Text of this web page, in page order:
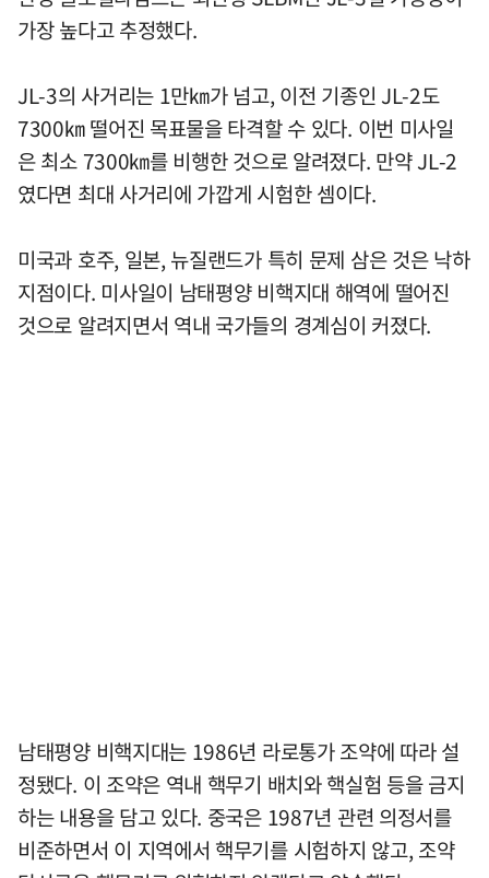
가장 높다고 추정했다.
JL-3의 사거리는 1만㎞가 넘고, 이전 기종인 JL-2도
7300㎞ 떨어진 목표물을 타격할 수 있다. 이번 미사일
은 최소 7300㎞를 비행한 것으로 알려졌다. 만약 JL-2
였다면 최대 사거리에 가깝게 시험한 셈이다.
미국과 호주, 일본, 뉴질랜드가 특히 문제 삼은 것은 낙하
지점이다. 미사일이 남태평양 비핵지대 해역에 떨어진
것으로 알려지면서 역내 국가들의 경계심이 커졌다.
남태평양 비핵지대는 1986년 라로통가 조약에 따라 설
정됐다. 이 조약은 역내 핵무기 배치와 핵실험 등을 금지
하는 내용을 담고 있다. 중국은 1987년 관련 의정서를
비준하면서 이 지역에서 핵무기를 시험하지 않고, 조약